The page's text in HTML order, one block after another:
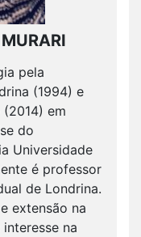
pela
(1994) e
em
do
Universidade
é professor
de Londrina.
extensão na
na